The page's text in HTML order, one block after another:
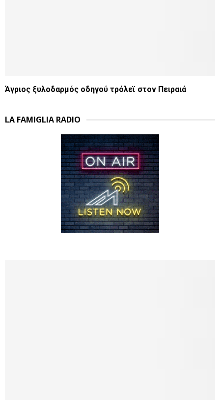
Άγριος ξυλοδαρμός οδηγού τρόλεϊ στον Πειραιά
LA FAMIGLIA RADIO